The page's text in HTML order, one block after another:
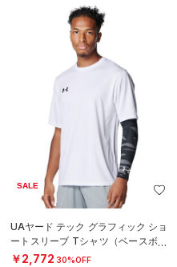
SALE
UAヤード テック グラフィック ショ
ートスリーブ Tシャツ（ベースボー
ル/MEN）
￥2,772 30%OFF